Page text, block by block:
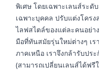
พิเศษ โดยเฉพาะเลนส์ระ
เฉพาะบุคคล ปรับแต่งโคร
ไลฟสไตล์ของแต่ละคนอย่า
มือที่ทันสมัยรุ่นใหม่ต่างๆ เ
ภาคเหนือ เราจึงกล้ารับปร
(สามารถเปลี่ยนเลนส์ได้ฟ